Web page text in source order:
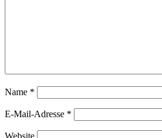
Name *
E-Mail-Adresse *